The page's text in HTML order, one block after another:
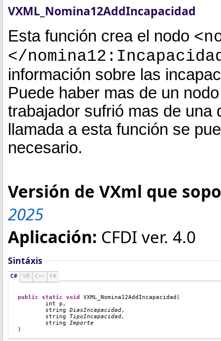
VXML_Nomina12AddIncapacidad
Esta función crea el nodo
</
información sobre las
Puede haber mas de un
trabajador sufrió mas de una
llamada a esta función se
necesario.
Versión de VXml que
2025
Aplicación: CFDI ver. 4.0
Sintáxis
C# VB C++ F#
public static void VXML_Nomina12AddIncapacidad (
int p ,
string
DiasIncapacidad,
string
TipoIncapacidad,
string
Importe
)